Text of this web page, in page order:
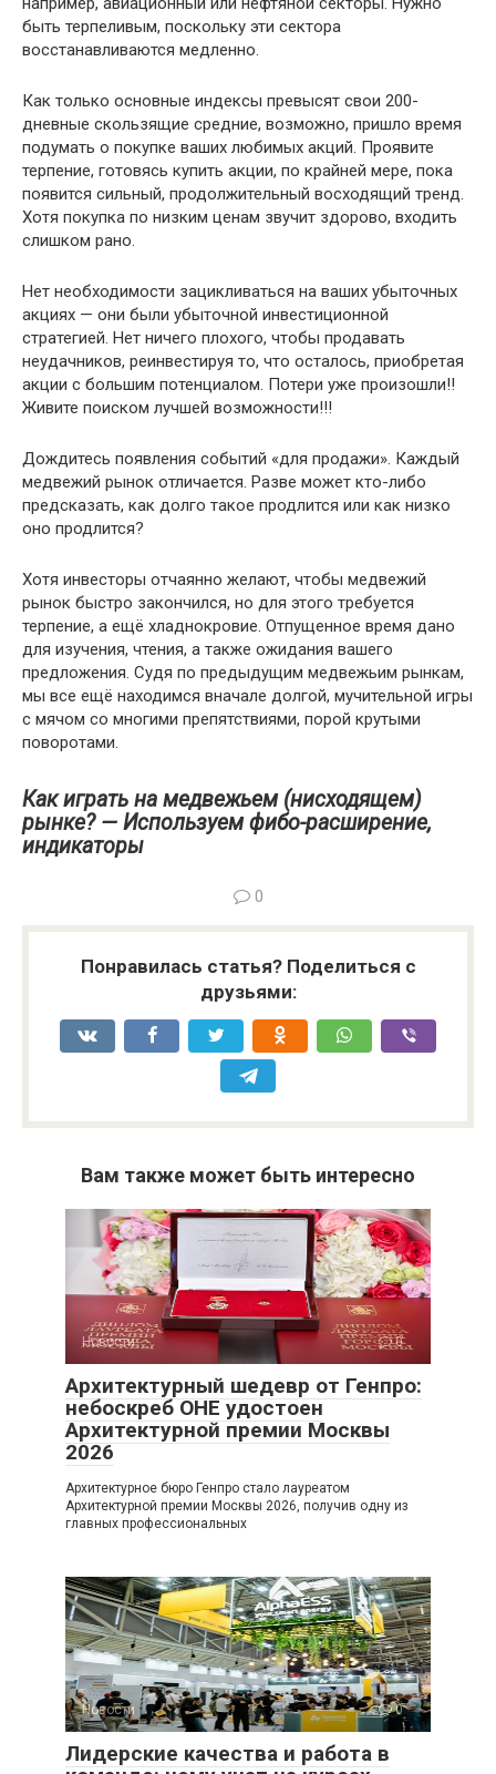
быть терпеливым, поскольку эти сектора
восстанавливаются медленно.
Как только основные индексы превысят свои 200-
дневные скользящие средние, возможно, пришло время
подумать о покупке ваших любимых акций. Проявите
терпение, готовясь купить акции, по крайней мере, пока
появится сильный, продолжительный восходящий тренд.
Хотя покупка по низким ценам звучит здорово, входить
слишком рано.
Нет необходимости зацикливаться на ваших убыточных
акциях — они были убыточной инвестиционной
стратегией. Нет ничего плохого, чтобы продавать
неудачников, реинвестируя то, что осталось, приобретая
акции с большим потенциалом. Потери уже произошли!!
Живите поиском лучшей возможности!!!
Дождитесь появления событий «для продажи». Каждый
медвежий рынок отличается. Разве может кто-либо
предсказать, как долго такое продлится или как низко
оно продлится?
Хотя инвесторы отчаянно желают, чтобы медвежий
рынок быстро закончился, но для этого требуется
терпение, а ещё хладнокровие. Отпущенное время дано
для изучения, чтения, а также ожидания вашего
предложения. Судя по предыдущим медвежьим рынкам,
мы все ещё находимся вначале долгой, мучительной игры
с мячом со многими препятствиями, порой крутыми
поворотами.
Как играть на медвежьем (нисходящем)
рынке? — Используем фибо-расширение,
индикаторы
0
Понравилась статья? Поделиться с
друзьями:
Вам также может быть интересно
Новости 0
Архитектурный шедевр от Генпро:
небоскреб ОНЕ удостоен
Архитектурной премии Москвы
2026
Архитектурное бюро Генпро стало лауреатом
Архитектурной премии Москвы 2026, получив одну из
главных профессиональных
Новости 0
Лидерские качества и работа в